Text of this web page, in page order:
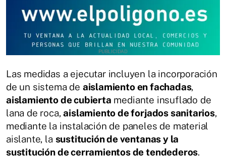
Las medidas a ejecutar incluyen la incorporación
de un sistema de aislamiento en fachadas,
aislamiento de cubierta mediante insuflado de
lana de roca,aislamiento de forjados sanitarios,
mediante la instalación de paneles de material
aislante, la sustitución de ventanas y la
sustitución de cerramientos de tendederos.